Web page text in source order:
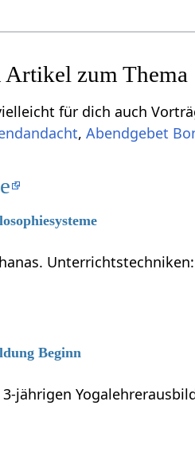
Artikel zum Thema
für dich auch
,Abendgebet
Beginn
jährigen